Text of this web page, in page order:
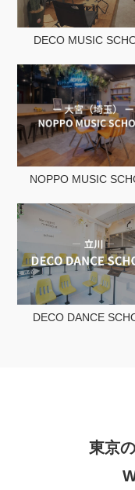
DECO MUSIC
NOPPO MUSIC
DECO DANCE
東京